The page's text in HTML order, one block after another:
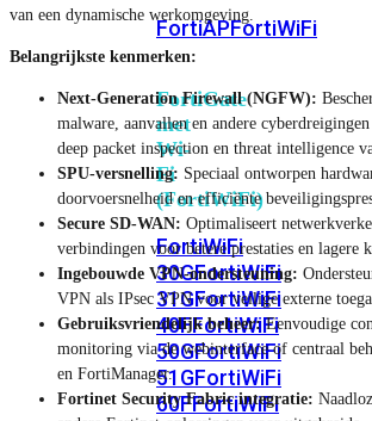
FortiAPFortiWiFi
FortiGate
met
Wi-
Fi
(FortiWiFi)
FortiWiFi
30GFortiWiFi
31GFortiWiFi
40FFortiWiFi
50GFortiWiFi
51GFortiWiFi
60FFortiWiFi
van een dynamische werkomgeving.
Belangrijkste kenmerken:
Next-Generation Firewall (NGFW):
malware, aanvallen en andere
deep packet inspection en threat intelligence
SPU-versnelling: Speciaal ontworpen
doorvoersnelheid en efficiënte
Secure SD-WAN: Optimaliseert
verbindingen voor betere prestaties en lagere
Ingebouwde VPN-ondersteuning:
VPN als IPsec VPN voor veilige externe
Gebruiksvriendelijk beheer:Eenvoudige
monitoring via de webinterface of centraal
en FortiManager.
Fortinet Security Fabric integratie: